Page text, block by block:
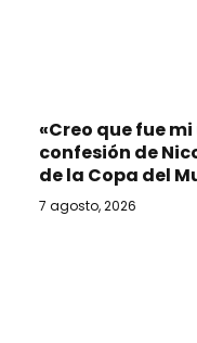
«Creo que fue
confesión de
de la Copa del
7 agosto, 2026